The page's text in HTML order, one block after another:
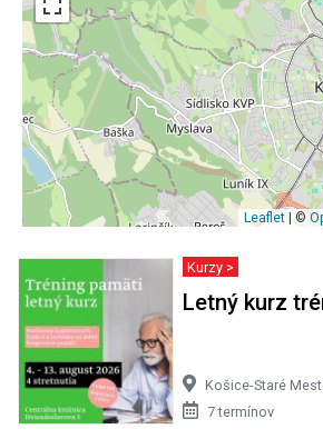
Leaflet | ©
Kurzy >
Letný kurz
Košice-Staré
7 termínov